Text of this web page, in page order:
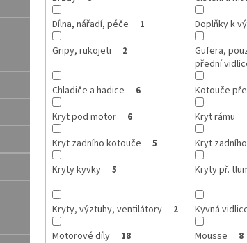
Dílna, nářadí, péče 1 Doplňky k
Gripy, rukojeti 2
Gufera,
přední
Chladiče a hadice 6 Kotouče
Kryt pod motor 6 Kryt rámu
Kryt zadního kotouče 5 Kryt
Kryty kyvky 5 Kryty př.
Kryty, výztuhy, ventilátory 2 Kyvná
Motorové díly 18 Mousse 8